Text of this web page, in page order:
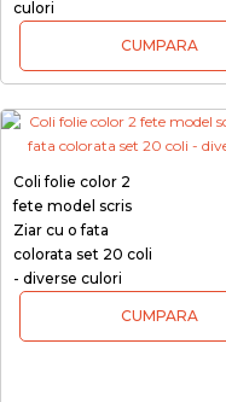
culori
CUMPARA
Coli folie color 2
fete model scris
Ziar cu o fata
colorata set 20 coli
- diverse culori
CUMPARA